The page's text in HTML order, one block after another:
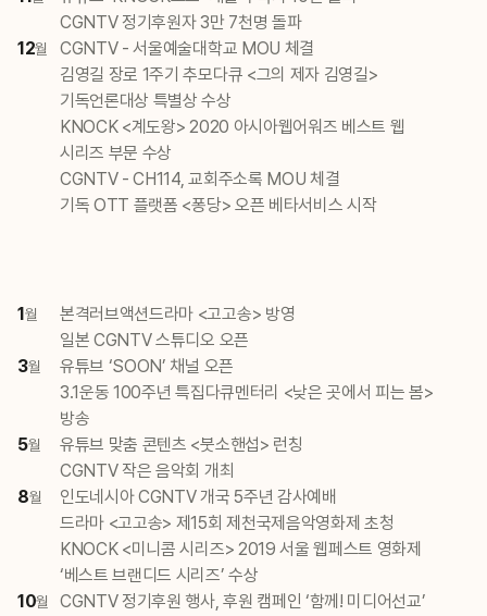
CGNTV 정기후원자 3만 7천명 돌파
12월
CGNTV - 서울예술대학교 MOU 체결
김영길 장로 1주기 추모다큐 <그의 제자 김영길>
기독언론대상 특별상 수상
KNOCK <계도왕> 2020 아시아웹어워즈 베스트 웹
시리즈 부문 수상
CGNTV - CH114, 교회주소록 MOU 체결
기독 OTT 플랫폼 <퐁당> 오픈 베타서비스 시작
1월
본격러브액션드라마 <고고송> 방영
일본 CGNTV 스튜디오 오픈
3월
유튜브 ‘SOON’ 채널 오픈
3.1운동 100주년 특집다큐멘터리 <낮은 곳에서 피는 봄>
방송
5월
유튜브 맞춤 콘텐츠 <붓소핸섭> 런칭
CGNTV 작은 음악회 개최
8월
인도네시아 CGNTV 개국 5주년 감사예배
드라마 <고고송> 제15회 제천국제음악영화제 초청
KNOCK <미니콤 시리즈> 2019 서울 웹페스트 영화제
‘베스트 브랜디드 시리즈’ 수상
10월
CGNTV 정기후원 행사, 후원 캠페인 ‘함께! 미디어선교’